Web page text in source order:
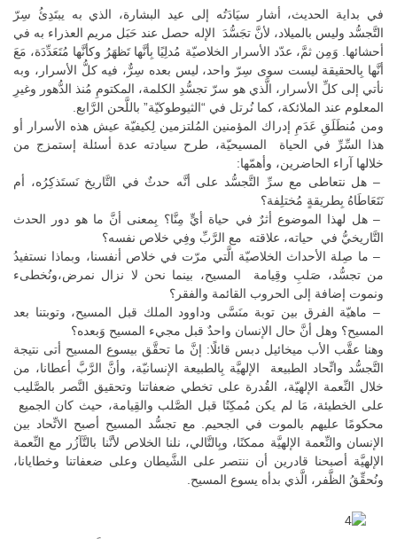
في بداية الحديث، أشار سيَادَتُه إلى عيد البشارة، الذي به يبتَدِئُ سِرّ
التَّجسُّد وليس بالميلاد، لأنَّ تجَسُّدَ الإله حصل عند حَبَل مريم العذراء به في
أحشائها. وَمِن ثمَّ، عدّد الأسرار الخلاصيّة مُدلِيًا بِأنَّها تَظهَرُ وكأنَّها مُتَعَدِّدَة، مَعَ
أنَّها بِالحقيقة ليست سوى سِرّ واحد، ليس بعده سِرٌّ، فيه كلُّ الأسرار، وبه
نأتي إلى كلِّ الأسرار، الَّذي هو سرّ تجسُّدِ الكلمة، المكتومِ مُنذ الدُّهور وغيرِ
المعلوم عند الملائكة، كما نُرتل في “الثيوطوكيّة” باللَّحن الرَّابع.
ومن مُنطَلَقِ عَدَمِ إدراك المؤمنين المُلتزمين لِكيفيّة عيش هذه الأسرار أو
هذا السِّرِّ في الحياة المسيحيّة، طرح سيادته عدة أسئلة إستمزج من
خلالها آراء الحاضرين، وأهمّها:
– هل نتعاطى مع سرِّ التَّجسُّد على أنَّه حدثٌ في التَّاريخ نَستَذكِرُه، أم
نَتَعَاطَاهُ بِطريقةٍ مُختلِفة؟
– هل لهذا الموضوع أثرٌ في حياة أيٍّ مِنَّا؟ بِمعنى أنَّ ما هو دور الحدث
التَّاريخيُّ في حياته، علاقته مع الرَّبِّ وفِي خلاص نفسه؟
– ما صِلة الأحداث الخلاصيّة الَّتي مرّت في خلاص أنفسنا، وبماذا نستفيدُ
من تجسُّد، صَلبِ وقِيامة المسيح، بينما نحن لا نزال نمرض،ونُخطىء
ونموت إضافة إلى الحروب القائمة والفقر؟
– ماهيّة الفرق بين توبة منَسَّى وداوود الملك قبل المسيح، وتوبتنا بعد
المسيح؟ وهل أنَّ حال الإنسان واحدٌ قبل مجيء المسيح وَبعده؟
وهنا عقَّب الأب ميخائيل دبس قائلًا: إنَّ ما تحقَّق بيسوع المسيح أتى نتيجة
التَّجسُّد واتِّحاد الطبيعة الإلهيَّة بِالطبيعة الإنسانيّة، وأنَّ الرَّبَّ أعطانا، من
خلال النِّعمة الإلهيّة، القُدرة على تخطي ضعفاتنا وتحقيق النَّصر بالصَّليب
على الخطيئة، مَا لم يكن مُمكِنًا قبل الصَّلب والقِيامة، حيث كان الجميع
محكومًا عليهم بالموت في الجحيم. مع تجسُّد المسيح أصبح الاتِّحاد بين
الإنسان والنِّعمة الإلهيَّة ممكنًا، وبِالتَّالي، نلنا الخلاص لأنَّنا بالتَّآزُر مع النِّعمة
الإلهيَّة أصبحنا قادرين أن ننتصر على الشَّيطان وعلى ضعفاتنا وخطايانا،
ونُحقِّقُ الظَّفر، الَّذي بدأه يسوع المسيح.